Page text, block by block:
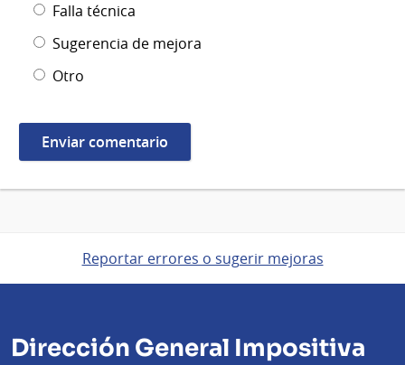
Falla técnica
Sugerencia de mejora
Otro
Reportar errores o sugerir mejoras
Dirección General Impositiva